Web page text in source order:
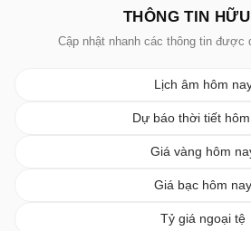
THÔNG TIN
Cập nhật nhanh các thông tin được
Lịch âm hôm
Dự báo thời tiết
Giá vàng hôm
Giá bạc hôm nay
Tỷ giá ngoại tệ